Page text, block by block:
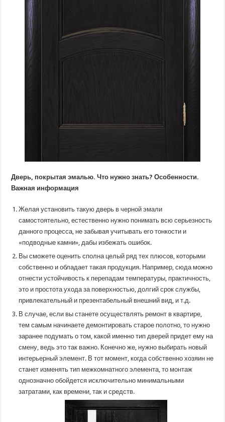
Дверь, покрытая эмалью. Что нужно знать? Особенности.
Важная информация
Желая установить такую дверь в черной эмали
самостоятельно, естественно нужно понимать всю серьезность
данного процесса, не забывая учитывать его тонкости и
«подводные камни», дабы избежать ошибок.
Вы сможете оценить сполна целый ряд тех плюсов, которыми
собственно и обладает такая продукция. Например, сюда можно
отнести устойчивость к перепадам температуры, практичность,
это и простота ухода за поверхностью, долгий срок службы,
привлекательный и презентабельный внешний вид, и т.д.
В случае, если вы станете осуществлять ремонт в квартире,
тем самым начинаете демонтировать старое полотно, то нужно
заранее подумать о том, какой именно тип дверей придет ему на
смену, ведь это так важно. Конечно же, нужно выбирать новый
интерьерный элемент. В тот момент, когда собственно хозяин не
станет изменять тип межкомнатного элемента, то монтаж
однозначно обойдется исключительно минимальными
затратами, как времени, так и средств.